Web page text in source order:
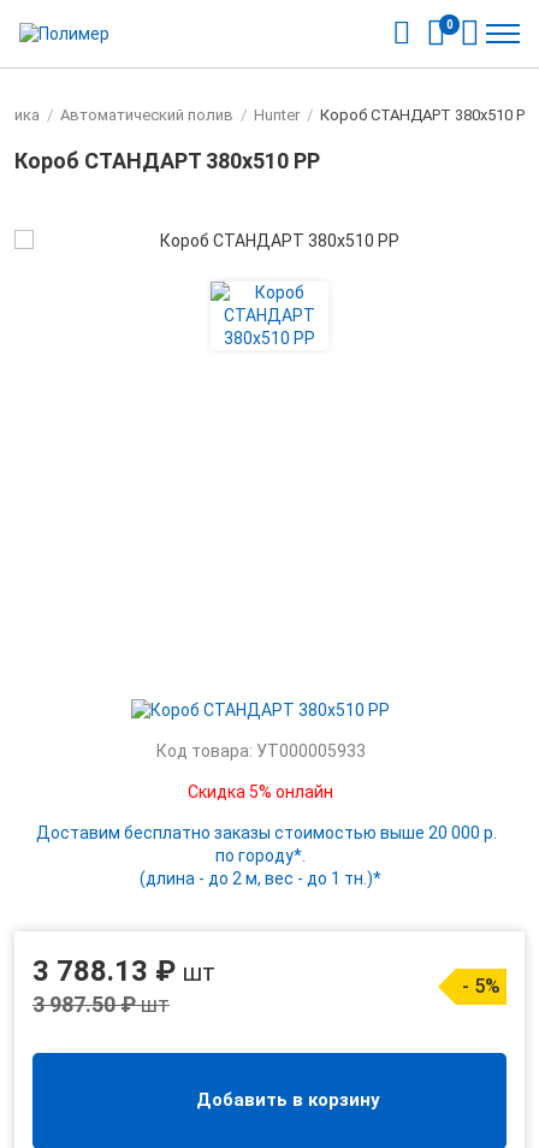
0
/ Автоматический полив / Hunter / Короб СТАНДАРТ 380х510 РР
Короб СТАНДАРТ 380х510 РР
Код товара: УТ000005933
Скидка 5% онлайн
Доставим бесплатно заказы стоимостью выше 20 000 р.
по городу*.
(длина - до 2 м, вес - до 1 тн.)*
3 788.13 ₽ шт
3 987.50 ₽шт
- 5%
Добавить в корзину